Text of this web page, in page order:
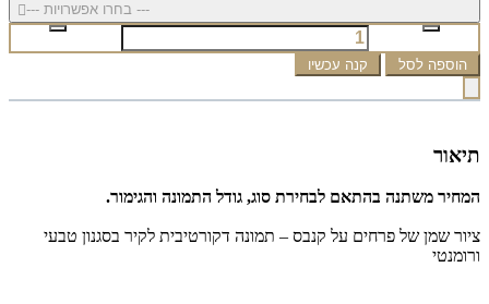
--- בחרו אפשרויות ---
הוספה לסל קנה עכשיו
תיאור
המחיר משתנה בהתאם לבחירת סוג, גודל התמונה והגימור.
ציור שמן של פרחים על קנבס – תמונה דקורטיבית לקיר בסגנון טבעי
ורומנטי